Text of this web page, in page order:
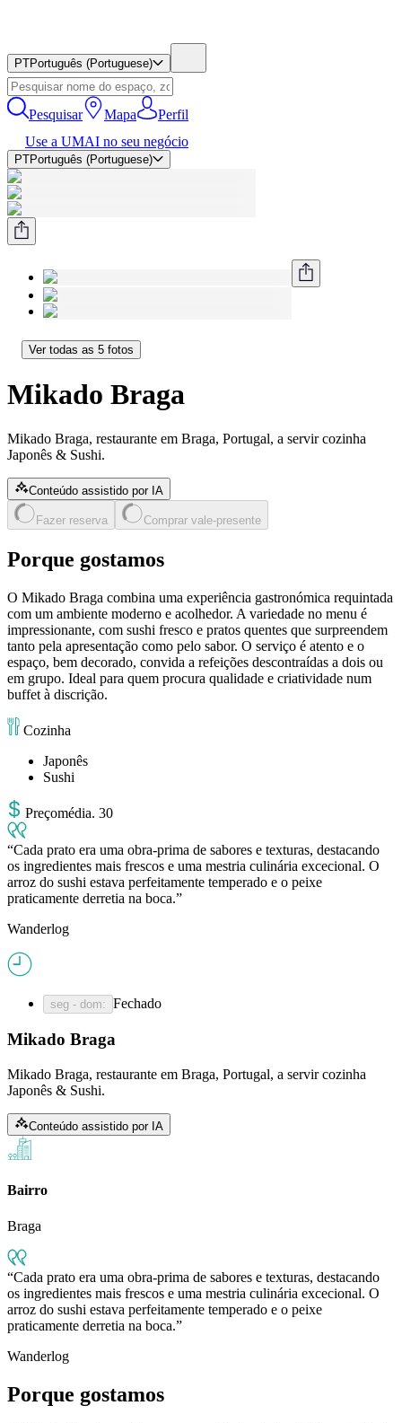
PTPortuguês (Portuguese)
Pesquisar Mapa
Perfil
Use a UMAI no seu negócio
PTPortuguês (Portuguese)
Ver todas as 5 fotos
Mikado Braga
Mikado Braga, restaurante em Braga, Portugal, a servir cozinha
Japonês & Sushi.
Conteúdo assistido por IA
Fazer reserva Comprar vale-presente
Porque gostamos
O Mikado Braga combina uma experiência gastronómica requintada
com um ambiente moderno e acolhedor. A variedade no menu é
impressionante, com sushi fresco e pratos quentes que surpreendem
tanto pela apresentação como pelo sabor. O serviço é atento e o
espaço, bem decorado, convida a refeições descontraídas a dois ou
em grupo. Ideal para quem procura qualidade e criatividade num
buffet à discrição.
Cozinha
Japonês
Sushi
Preçomédia. 30
Cada prato era uma obra-prima de sabores e texturas, destacando
os ingredientes mais frescos e uma mestria culinária excecional. O
arroz do sushi estava perfeitamente temperado e o peixe
praticamente derretia na boca.
Wanderlog
seg - dom: Fechado
Mikado Braga
Mikado Braga, restaurante em Braga, Portugal, a servir cozinha
Japonês & Sushi.
Conteúdo assistido por IA
Bairro
Braga
Cada prato era uma obra-prima de sabores e texturas, destacando
os ingredientes mais frescos e uma mestria culinária excecional. O
arroz do sushi estava perfeitamente temperado e o peixe
praticamente derretia na boca.
Wanderlog
Porque gostamos